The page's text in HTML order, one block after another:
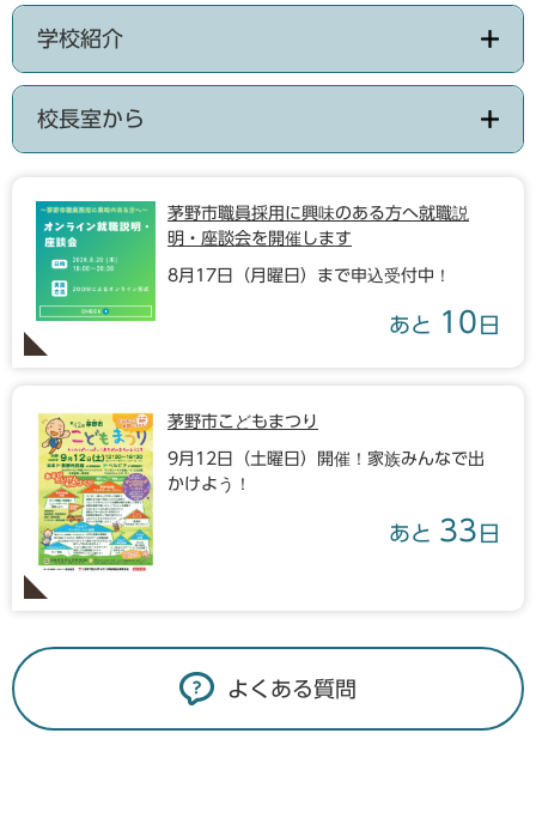
学校紹介
校長室から
茅野市職員採用に興味のある方へ就職説
明・座談会を開催します
8月17日（月曜日）まで申込受付中！
あと 10 日
茅野市こどもまつり
9月12日（土曜日）開催！家族みんなで出
かけよう！
あと 33 日
よくある質問